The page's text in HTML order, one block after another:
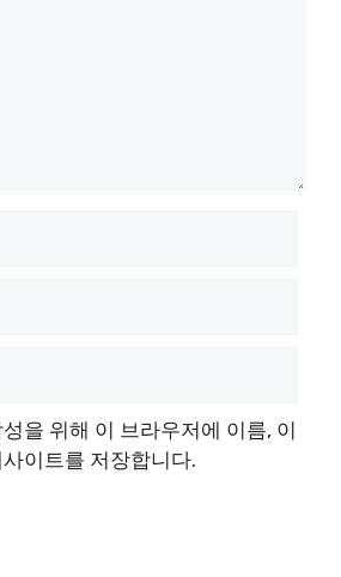
을 위해 이 브라우저에 이름, 이
이트를 저장합니다.